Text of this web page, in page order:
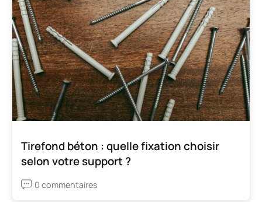
Tirefond béton : quelle fixation choisir
selon votre support ?
0 commentaires